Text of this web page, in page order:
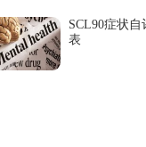
SCL90症状自
表